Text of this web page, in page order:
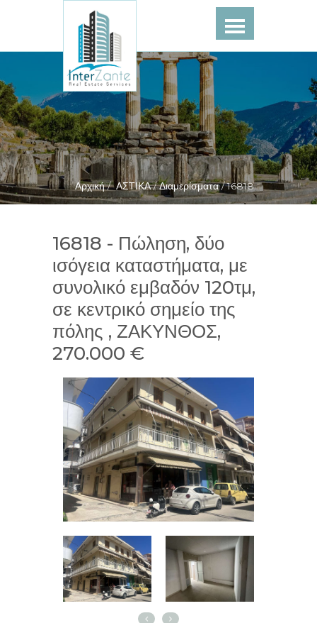
Αρχική / ΑΣΤΙΚΑ /Διαμερίσματα /16818
16818 - Πώληση, δύο
ισόγεια καταστήματα, με
συνολικό εμβαδόν 120τμ,
σε κεντρικό σημείο της
πόλης , ΖΑΚΥΝΘΟΣ,
270.000 €